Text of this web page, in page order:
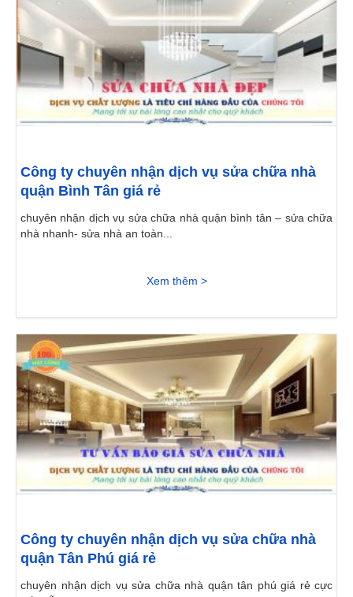
Công ty chuyên nhận dịch vụ sửa chữa nhà
quận Bình Tân giá rẻ
chuyên nhận dịch vụ sửa chữa nhà quận bình tân – sửa chữa
nhà nhanh- sửa nhà an toàn...
Xem thêm >
Công ty chuyên nhận dịch vụ sửa chữa nhà
quận Tân Phú giá rẻ
chuyên nhận dịch vụ sửa chữa nhà quận tân phú giá rẻ cực